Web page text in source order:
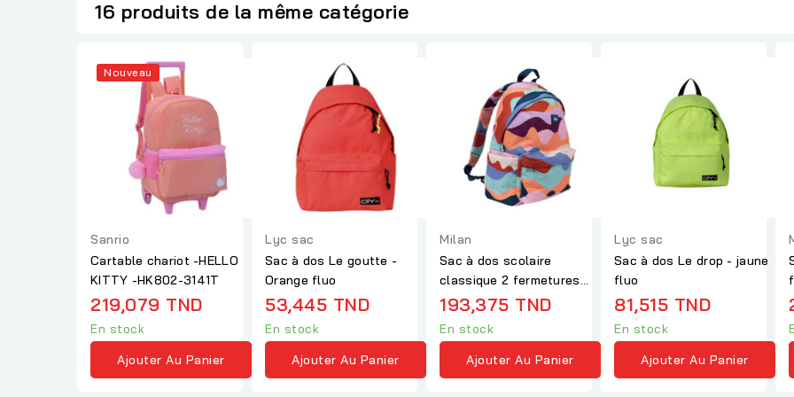
16 produits de la même catégorie
Nouveau
Sanrio
Cartable chariot -HELLO
KITTY -HK802-3141T
219,079 TND
En stock
Ajouter Au Panier
Lyc sac
Sac à dos Le goutte -
Orange fluo
53,445 TND
En stock
Ajouter Au Panier
Milan
Sac à dos scolaire
classique 2 fermetures
éclair (22 L) - The...
193,375 TND
En stock
Ajouter Au Panier
Lyc sac
Sac à dos Le drop - jaune
fluo
81,515 TND
En stock
Ajouter Au Panier